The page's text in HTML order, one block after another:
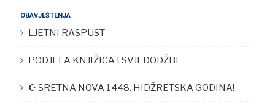
OBAVJEŠTENJA
LJETNI RASPUST
PODJELA KNJIŽICA I SVJEDODŽBI
☪︎ SRETNA NOVA 1448. HIDŽRETSKA GODINA!